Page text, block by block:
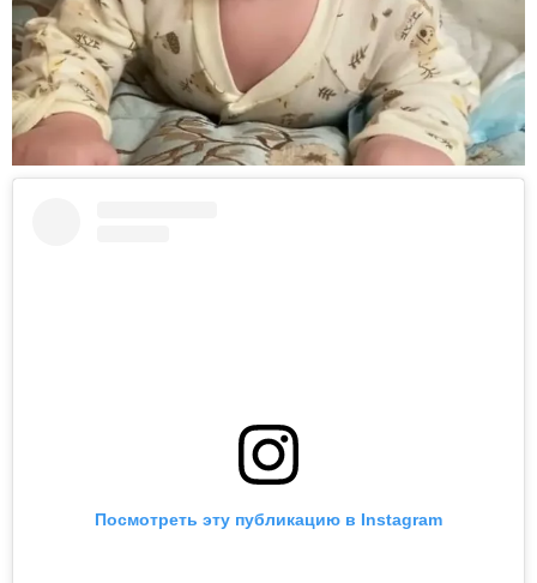
Посмотреть эту публикацию в Instagram